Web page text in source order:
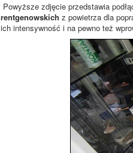
Powyższe zdjęcie przedstawia
rentgenowskich z powietrza dla
ich intensywność i na pewno też